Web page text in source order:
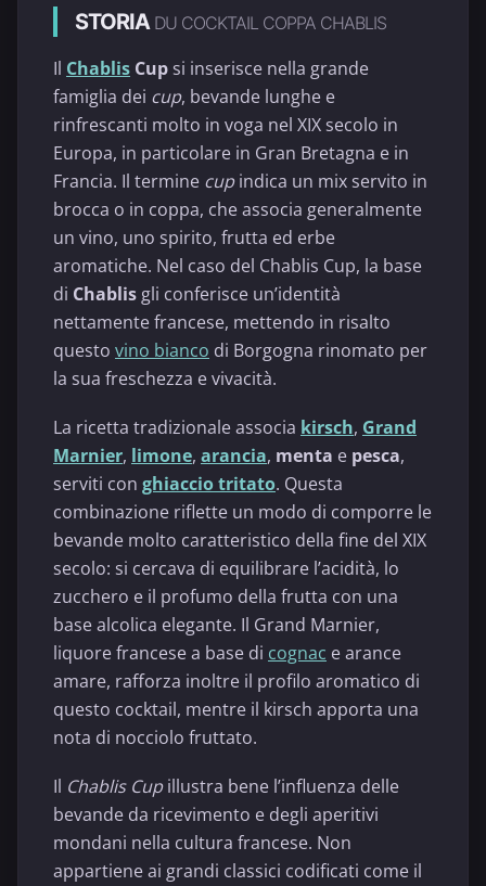
STORIA DU COCKTAIL COPPA CHABLIS
Il Chablis Cup si inserisce nella grande
famiglia dei cup, bevande lunghe e
rinfrescanti molto in voga nel XIX secolo in
Europa, in particolare in Gran Bretagna e in
Francia. Il termine cupindica un mix servito in
brocca o in coppa, che associa generalmente
un vino, uno spirito, frutta ed erbe
aromatiche. Nel caso del Chablis Cup, la base
di Chablis gli conferisce un’identità
nettamente francese, mettendo in risalto
questo vino bianco di Borgogna rinomato per
la sua freschezza e vivacità.
La ricetta tradizionale associa kirsch, Grand
Marnier, limone, arancia, menta e pesca,
serviti con ghiaccio tritato. Questa
combinazione riflette un modo di comporre le
bevande molto caratteristico della fine del XIX
secolo: si cercava di equilibrare l’acidità, lo
zucchero e il profumo della frutta con una
base alcolica elegante. Il Grand Marnier,
liquore francese a base di cognac e arance
amare, rafforza inoltre il profilo aromatico di
questo cocktail, mentre il kirsch apporta una
nota di nocciolo fruttato.
Il Chablis Cupillustra bene l’influenza delle
bevande da ricevimento e degli aperitivi
mondani nella cultura francese. Non
appartiene ai grandi classici codificati come il